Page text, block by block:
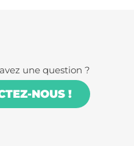
une question ?
NOUS !